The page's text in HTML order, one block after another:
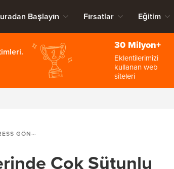
Başlayın Fırsatlar Eğitim
30 Milyon+
Eklentilerimizi
kullanan web
siteleri
İÇERIK NASIL EKLENIR (HTML GEREKMEZ)
Çok Sütunlu